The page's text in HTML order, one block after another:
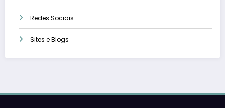
Redes Sociais
Sites e Blogs